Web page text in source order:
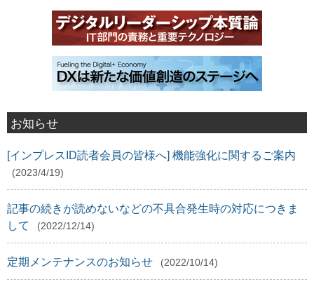
お知らせ
[インプレスID読者会員の皆様へ] 機能強化に関するご案内
(2023/4/19)
記事の続きが読めないなどの不具合発生時の対応につきま
して
(2022/12/14)
定期メンテナンスのお知らせ (2022/10/14)